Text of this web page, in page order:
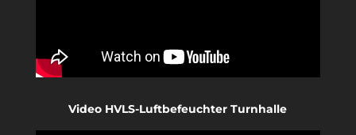
Video HVLS-Luftbefeuchter Turnhalle